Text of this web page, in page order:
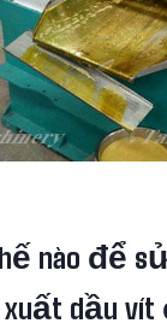
nào để
dầu